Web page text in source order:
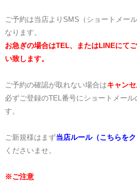
ご予約は当店よりSMS（ショートメー
なります。
お急ぎの場合はTEL、またはLINEにて
い致します。
ご予約の確認が取れない場合はキャン
必ずご登録のTEL番号にショートメール
す。
ご新規様はまず当店ルール（こちらをク
くださいませ。
※ご注意